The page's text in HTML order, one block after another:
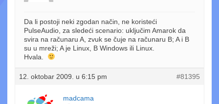
Da li postoji neki zgodan način, ne koristeći
PulseAudio, za sledeći scenario: uključim Amarok da
svira na računaru A, zvuk se čuje na računaru B; A i B
su u mreži; A je Linux, B Windows ili Linux.
Hvala.
12. oktobar 2009. u 6:15 pm #81395
madcama